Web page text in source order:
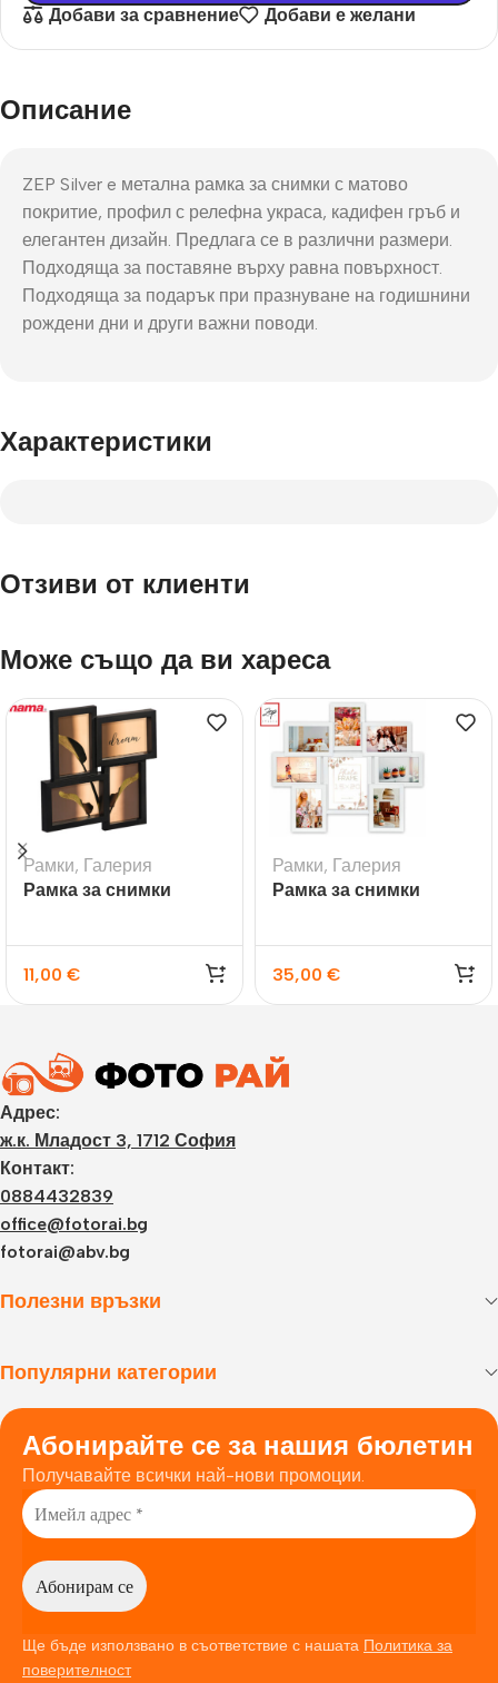
Добави за сравнение
Добави е желани
Описание
ZEP Silver e метална рамка за снимки с матово
покритие, профил с релефна украса, кадифен гръб и
елегантен дизайн. Предлага се в различни размери.
Подходяща за поставяне върху равна повърхност.
Подходяща за подарък при празнуване на годишнини
рождени дни и други важни поводи.
Характеристики
Отзиви от клиенти
Може също да ви хареса
Рамки, Галерия
Рамка за снимки
11,00 €
Рамки, Галерия
Рамка за снимки
35,00 €
Адрес:
ж.к. Младост 3, 1712 София
Контакт:
0884432839
office@fotorai.bg
fotorai@abv.bg
Полезни връзки
Популярни категории
Абонирайте се за нашия бюлетин
Получавайте всички най-нови промоции.
Ще бъде използвано в съответствие с нашата Политика за
поверителност